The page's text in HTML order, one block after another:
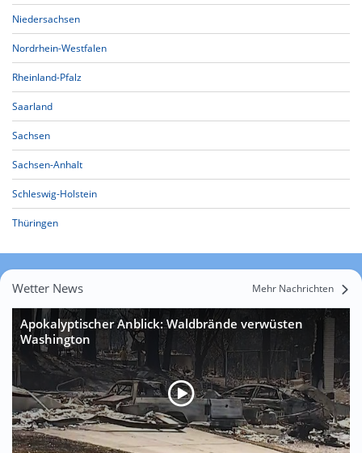
Niedersachsen
Nordrhein-Westfalen
Rheinland-Pfalz
Saarland
Sachsen
Sachsen-Anhalt
Schleswig-Holstein
Thüringen
Wetter News Mehr Nachrichten
Apokalyptischer Anblick: Waldbrände verwüsten
Washington